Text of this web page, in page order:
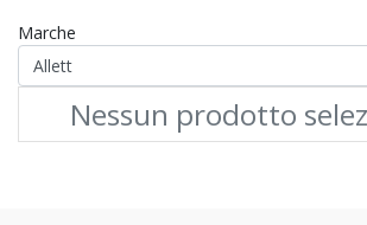
Marche
Nessun prodotto